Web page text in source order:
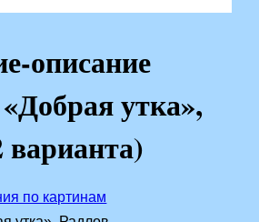
описание
утка»,
варианта)
по картинам